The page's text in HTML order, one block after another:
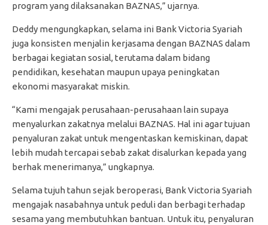
program yang dilaksanakan BAZNAS,” ujarnya.
Deddy mengungkapkan, selama ini Bank Victoria Syariah
juga konsisten menjalin kerjasama dengan BAZNAS dalam
berbagai kegiatan sosial, terutama dalam bidang
pendidikan, kesehatan maupun upaya peningkatan
ekonomi masyarakat miskin.
“Kami mengajak perusahaan-perusahaan lain supaya
menyalurkan zakatnya melalui BAZNAS. Hal ini agar tujuan
penyaluran zakat untuk mengentaskan kemiskinan, dapat
lebih mudah tercapai sebab zakat disalurkan kepada yang
berhak menerimanya,” ungkapnya.
Selama tujuh tahun sejak beroperasi, Bank Victoria Syariah
mengajak nasabahnya untuk peduli dan berbagi terhadap
sesama yang membutuhkan bantuan. Untuk itu, penyaluran